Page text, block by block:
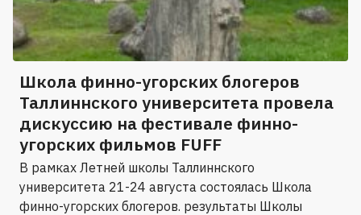
Школа финно-угорских блогеров
Таллиннского университета провела
дискуссию на фестивале финно-
угорских фильмов FUFF
В рамках Летней школы Таллиннского
университета 21-24 августа состоялась Школа
финно-угорских блогеров. результаты Школы